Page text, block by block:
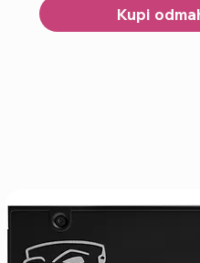
Kupi